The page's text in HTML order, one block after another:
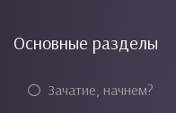
Основные разделы
Зачатие, начнем?